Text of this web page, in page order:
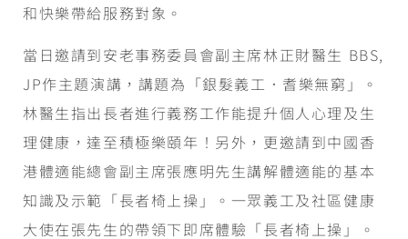
和快樂帶給服務對象。
當日邀請到安老事務委員會副主席林正財醫生 BBS,
JP作主題演講，講題為「銀髮義工．耆樂無窮」。
林醫生指出長者進行義務工作能提升個人心理及生
理健康，達至積極樂頤年！另外，更邀請到中國香
港體適能總會副主席張應明先生講解體適能的基本
知識及示範「長者椅上操」。一眾義工及社區健康
大使在張先生的帶領下即席體驗「長者椅上操」。